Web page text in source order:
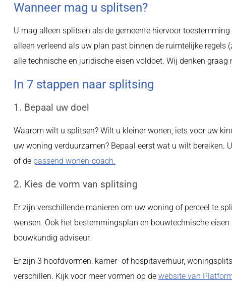
Wanneer mag u splitsen?
U mag alleen splitsen als de gemeente hiervoor
alleen verleend als uw plan past binnen de ruimtelijke
alle technische en juridische eisen voldoet. Wij denken graag
In 7 stappen naar splitsing
1. Bepaal uw doel
Waarom wilt u splitsen? Wilt u kleiner wonen, iets voor uw
uw woning verduurzamen? Bepaal eerst wat u wilt
of de passend wonen-coach.
2. Kies de vorm van splitsing
Er zijn verschillende manieren om uw woning of perceel te
wensen. Ook het bestemmingsplan en bouwtechnische
bouwkundig adviseur.
Er zijn 3 hoofdvormen: kamer- of hospitaverhuur,
verschillen. Kijk voor meer vormen op de website van